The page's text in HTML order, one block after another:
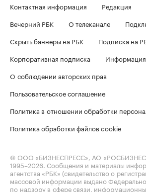
Контактная информация Редакция
Вечерний РБК
О телеканале
Скрыть баннеры на РБК
Подписка на
Корпоративная подписка
О соблюдении авторских прав
Пользовательское соглашение
Политика в отношении обработки
Политика обработки файлов cookie
© ООО «БИЗНЕСПРЕСС», АО
1995–2026 . Сообщения и материалы
агентства «РБК» (свидетельство о
массовой информации выдано
по надзору в сфере связи,